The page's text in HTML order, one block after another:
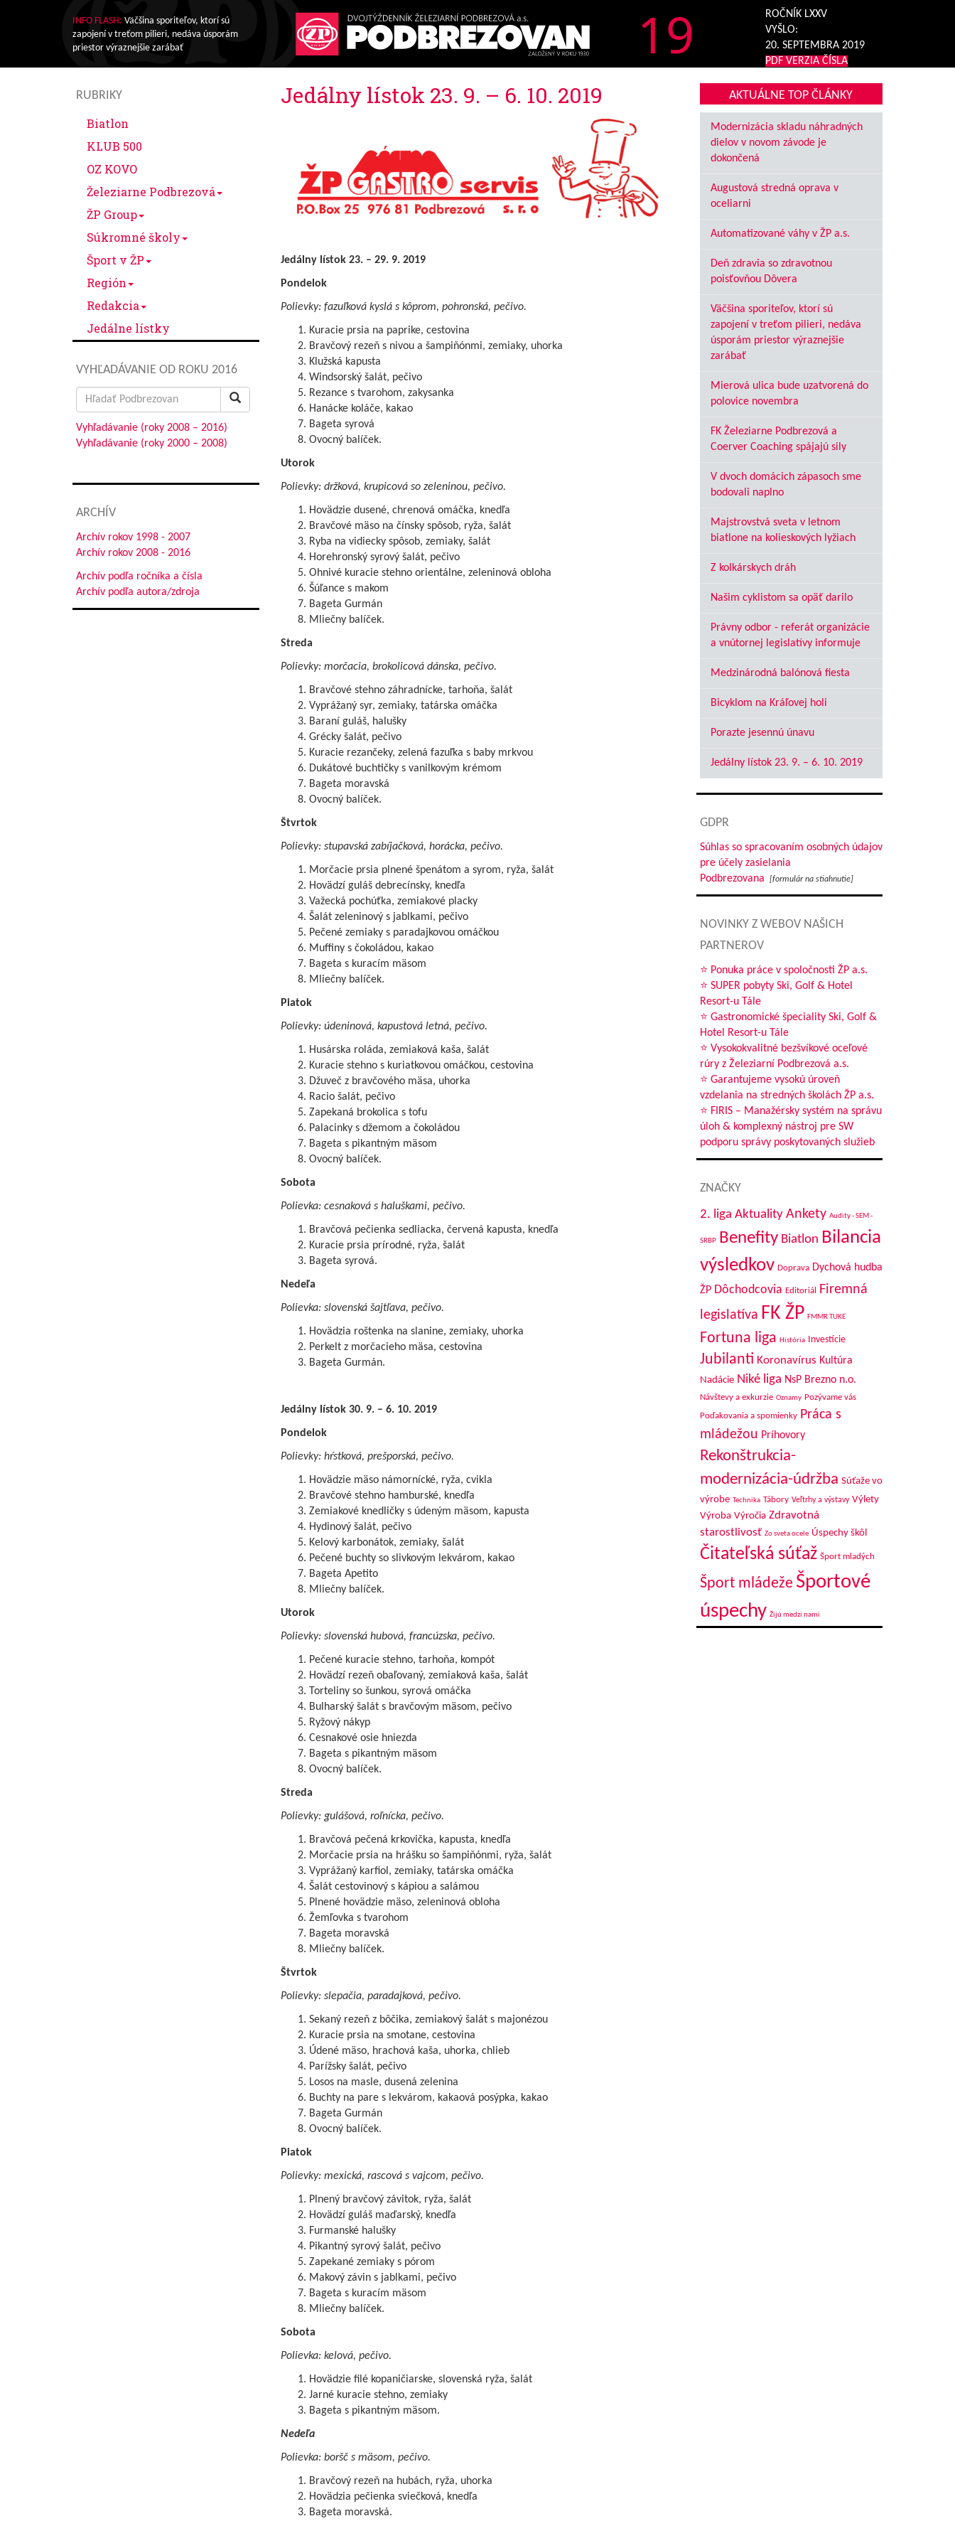
INFO FLASH: Väčšina sporiteľov, ktorí sú
zapojení v treťom pilieri, nedáva úsporám
priestor výraznejšie zarábať
19
ROČNÍK LXXV
VYŠLO:
20. SEPTEMBRA 2019
PDF VERZIA ČÍSLA
RUBRIKY
Biatlon
KLUB 500
OZ KOVO
Železiarne Podbrezová
ŽP Group
Súkromné školy
Šport v ŽP
Región
Redakcia
Jedálne lístky
VYHĽADÁVANIE OD ROKU 2016
Search
for:
Vyhľadávanie (roky 2008 – 2016)
Vyhľadávanie (roky 2000 – 2008)
ARCHÍV
Archív rokov 1998 - 2007
Archív rokov 2008 - 2016
Archív podľa ročníka a čísla
Archív podľa autora/zdroja
Jedálny lístok 23. 9. – 6. 10. 2019
Jedálny lístok 23. – 29. 9. 2019
Pondelok
Polievky: fazuľková kyslá s kôprom, pohronská, pečivo.
Kuracie prsia na paprike, cestovina
Bravčový rezeň s nivou a šampiňónmi, zemiaky, uhorka
Klužská kapusta
Windsorský šalát, pečivo
Rezance s tvarohom, zakysanka
Hanácke koláče, kakao
Bageta syrová
Ovocný balíček.
Utorok
Polievky: držková, krupicová so zeleninou, pečivo.
Hovädzie dusené, chrenová omáčka, knedľa
Bravčové mäso na čínsky spôsob, ryža, šalát
Ryba na vidiecky spôsob, zemiaky, šalát
Horehronský syrový šalát, pečivo
Ohnivé kuracie stehno orientálne, zeleninová obloha
Šúľance s makom
Bageta Gurmán
Mliečny balíček.
Streda
Polievky: morčacia, brokolicová dánska, pečivo.
Bravčové stehno záhradnícke, tarhoňa, šalát
Vyprážaný syr, zemiaky, tatárska omáčka
Baraní guláš, halušky
Grécky šalát, pečivo
Kuracie rezančeky, zelená fazuľka s baby mrkvou
Dukátové buchtičky s vanilkovým krémom
Bageta moravská
Ovocný balíček.
Štvrtok
Polievky: stupavská zabíjačková, horácka, pečivo.
Morčacie prsia plnené špenátom a syrom, ryža, šalát
Hovädzí guláš debrecínsky, knedľa
Važecká pochúťka, zemiakové placky
Šalát zeleninový s jablkami, pečivo
Pečené zemiaky s paradajkovou omáčkou
Muffiny s čokoládou, kakao
Bageta s kuracím mäsom
Mliečny balíček.
Piatok
Polievky: údeninová, kapustová letná, pečivo.
Husárska roláda, zemiaková kaša, šalát
Kuracie stehno s kuriatkovou omáčkou, cestovina
Džuveč z bravčového mäsa, uhorka
Racio šalát, pečivo
Zapekaná brokolica s tofu
Palacinky s džemom a čokoládou
Bageta s pikantným mäsom
Ovocný balíček.
Sobota
Polievka: cesnaková s haluškami, pečivo.
Bravčová pečienka sedliacka, červená kapusta, knedľa
Kuracie prsia prírodné, ryža, šalát
Bageta syrová.
Nedeľa
Polievka: slovenská šajtľava, pečivo.
Hovädzia roštenka na slanine, zemiaky, uhorka
Perkelt z morčacieho mäsa, cestovina
Bageta Gurmán.
Jedálny lístok 30. 9. – 6. 10. 2019
Pondelok
Polievky: hŕstková, prešporská, pečivo.
Hovädzie mäso námornícké, ryža, cvikla
Bravčové stehno hamburské, knedľa
Zemiakové knedličky s údeným mäsom, kapusta
Hydinový šalát, pečivo
Kelový karbonátok, zemiaky, šalát
Pečené buchty so slivkovým lekvárom, kakao
Bageta Apetito
Mliečny balíček.
Utorok
Polievky: slovenská hubová, francúzska, pečivo.
Pečené kuracie stehno, tarhoňa, kompót
Hovädzí rezeň obaľovaný, zemiaková kaša, šalát
Torteliny so šunkou, syrová omáčka
Bulharský šalát s bravčovým mäsom, pečivo
Ryžový nákyp
Cesnakové osie hniezda
Bageta s pikantným mäsom
Ovocný balíček.
Streda
Polievky: gulášová, roľnícka, pečivo.
Bravčová pečená krkovička, kapusta, knedľa
Morčacie prsia na hrášku so šampiňónmi, ryža, šalát
Vyprážaný karfiol, zemiaky, tatárska omáčka
Šalát cestovinový s kápiou a salámou
Plnené hovädzie mäso, zeleninová obloha
Žemľovka s tvarohom
Bageta moravská
Mliečny balíček.
Štvrtok
Polievky: slepačia, paradajková, pečivo.
Sekaný rezeň z bôčika, zemiakový šalát s majonézou
Kuracie prsia na smotane, cestovina
Údené mäso, hrachová kaša, uhorka, chlieb
Parížsky šalát, pečivo
Losos na masle, dusená zelenina
Buchty na pare s lekvárom, kakaová posýpka, kakao
Bageta Gurmán
Ovocný balíček.
Piatok
Polievky: mexická, rascová s vajcom, pečivo.
Plnený bravčový závitok, ryža, šalát
Hovädzí guláš maďarský, knedľa
Furmanské halušky
Pikantný syrový šalát, pečivo
Zapekané zemiaky s pórom
Makový závin s jablkami, pečivo
Bageta s kuracím mäsom
Mliečny balíček.
Sobota
Polievka: kelová, pečivo.
Hovädzie filé kopaničiarske, slovenská ryža, šalát
Jarné kuracie stehno, zemiaky
Bageta s pikantným mäsom.
Nedeľa
Polievka: boršč s mäsom, pečivo.
Bravčový rezeň na hubách, ryža, uhorka
Hovädzia pečienka sviečková, knedľa
Bageta moravská.
AKTUÁLNE TOP ČLÁNKY
Modernizácia skladu náhradných
dielov v novom závode je
dokončená
Augustová stredná oprava v
oceliarni
Automatizované váhy v ŽP a.s.
Deň zdravia so zdravotnou
poisťovňou Dôvera
Väčšina sporiteľov, ktorí sú
zapojení v treťom pilieri, nedáva
úsporám priestor výraznejšie
zarábať
Mierová ulica bude uzatvorená do
polovice novembra
FK Železiarne Podbrezová a
Coerver Coaching spájajú sily
V dvoch domácich zápasoch sme
bodovali naplno
Majstrovstvá sveta v letnom
biatlone na kolieskových lyžiach
Z kolkárskych dráh
Našim cyklistom sa opäť darilo
Právny odbor - referát organizácie
a vnútornej legislatívy informuje
Medzinárodná balónová fiesta
Bicyklom na Kráľovej holi
Porazte jesennú únavu
Jedálny lístok 23. 9. – 6. 10. 2019
GDPR
Súhlas so spracovaním osobných údajov
pre účely zasielania
Podbrezovana
[formulár na stiahnutie]
NOVINKY Z WEBOV NAŠICH
PARTNEROV
⭐ Ponuka práce v spoločnosti ŽP a.s.
⭐ SUPER pobyty Ski, Golf & Hotel
Resort-u Tále
⭐ Gastronomické špeciality Ski, Golf &
Hotel Resort-u Tále
⭐ Vysokokvalitné bezšvíkové oceľové
rúry z Železiarní Podbrezová a.s.
⭐ Garantujeme vysokú úroveň
vzdelania na stredných školách ŽP a.s.
⭐ FIRIS – Manažérsky systém na správu
úloh & komplexný nástroj pre SW
podporu správy poskytovaných služieb
ZNAČKY
2. liga Aktuality Ankety Audity - SEM -
SRBP Benefity Biatlon Bilancia
výsledkov Doprava Dychová hudba
ŽP Dôchodcovia Editoriál
Firemná
legislatíva FK ŽP FMMR TUKE
Fortuna liga História Investície
Jubilanti Koronavírus Kultúra
Nadácie Niké liga NsP Brezno n.o.
Návštevy a exkurzie Oznamy Pozývame vás
Poďakovania a spomienky Práca s
mládežou Príhovory
Rekonštrukcia-
modernizácia-údržba Súťaže vo
výrobe Technika Tábory Veľtrhy a výstavy Výlety
Výroba Výročia Zdravotná
starostlivosť Zo sveta ocele Úspechy škôl
Čitateľská súťaž Šport mladých
Šport mládeže Športové
úspechy Žijú medzi nami